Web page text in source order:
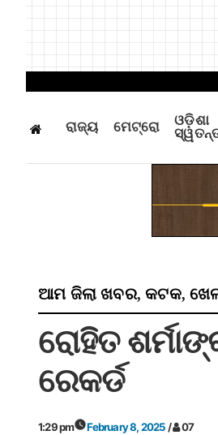
ରାଜ୍ୟ ମେଟ୍ରୋ
ଓଡ଼ିଶା
ଆମ ଜିଲା ଖବର,କଟକ,
ରୋହିତ
ରେକର୍ଡ
1:29 pm February 8, 2025 / 07